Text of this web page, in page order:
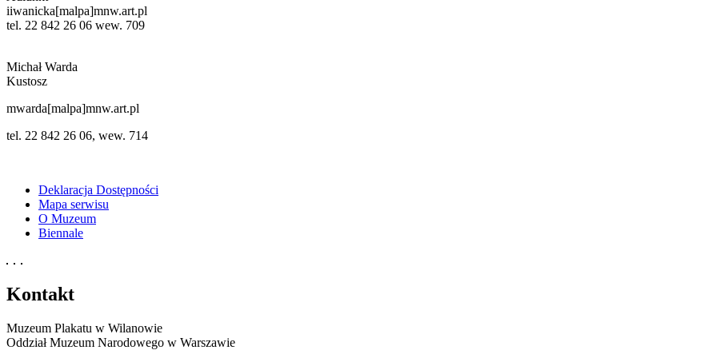
iiwanicka[malpa]mnw.art.pl
tel. 22 842 26 06 wew. 709
Michał Warda
Kustosz
mwarda[malpa]mnw.art.pl
tel. 22 842 26 06, wew. 714
Deklaracja Dostępności
Mapa serwisu
O Muzeum
Biennale
Kontakt
Muzeum Plakatu w Wilanowie
Oddział Muzeum Narodowego w Warszawie